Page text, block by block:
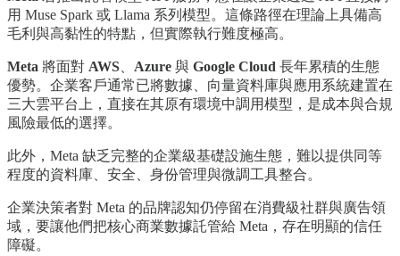
用 Muse Spark 或 Llama 系列模型。這條路徑在理論上具備高
毛利與高黏性的特點，但實際執行難度極高。
Meta 將面對 AWS Azure 與 Google Cloud 長年累積的生態
優勢。企業客戶通常已將數據、向量資料庫與應用系統建置在
三大雲平台上，直接在其原有環境中調用模型，是成本與合規
風險最低的選擇。
此外，Meta 缺乏完整的企業級基礎設施生態，難以提供同等
程度的資料庫、安全、身份管理與微調工具整合。
企業決策者對 Meta 的品牌認知仍停留在消費級社群與廣告領
域，要讓他們把核心商業數據託管給 Meta，存在明顯的信任
障礙。